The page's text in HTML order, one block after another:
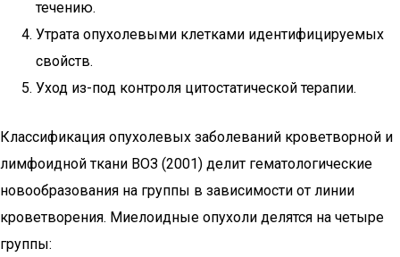
течению.
Утрата опухолевыми клетками идентифицируемых
свойств.
Уход из-под контроля цитостатической терапии.
Классификация опухолевых заболеваний кроветворной и
лимфоидной ткани ВОЗ (2001) делит гематологические
новообразования на группы в зависимости от линии
кроветворения. Миелоидные опухоли делятся на четыре
группы: